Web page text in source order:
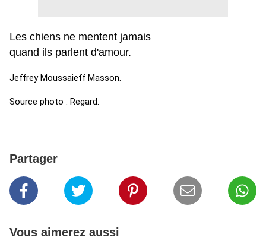
Les chiens ne mentent jamais
quand ils parlent d'amour.
Jeffrey Moussaieff Masson.
Source photo : Regard.
Partager
Vous aimerez aussi